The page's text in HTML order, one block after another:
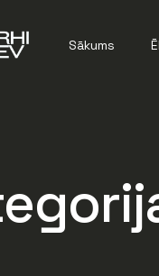
Sākums